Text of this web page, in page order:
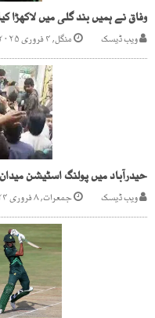
وفاق نے ہمیں بند گلی میں لاکھڑا
ویب ڈیسک منگل, ۴ فروری ۲۰۲۵
حیدرآباد میں پولنگ اسٹیشن میدان جنگ
ویب ڈیسک جمعرات, ۸ فروری ۲۰۲۴